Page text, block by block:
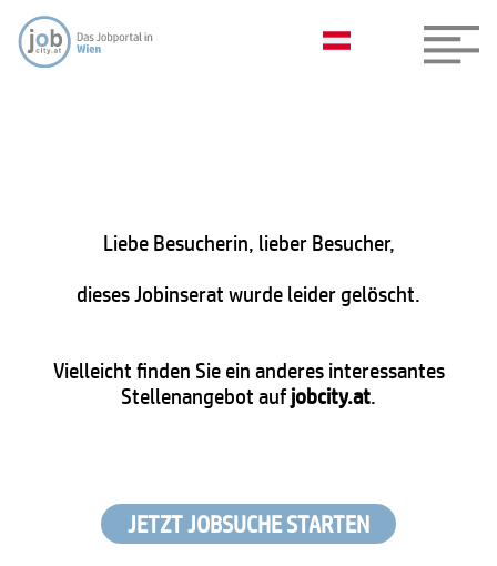
Liebe Besucherin, lieber Besucher,
dieses Jobinserat wurde leider gelöscht.
Vielleicht finden Sie ein anderes interessantes
Stellenangebot aufjobcity.at.
JETZT JOBSUCHE STARTEN